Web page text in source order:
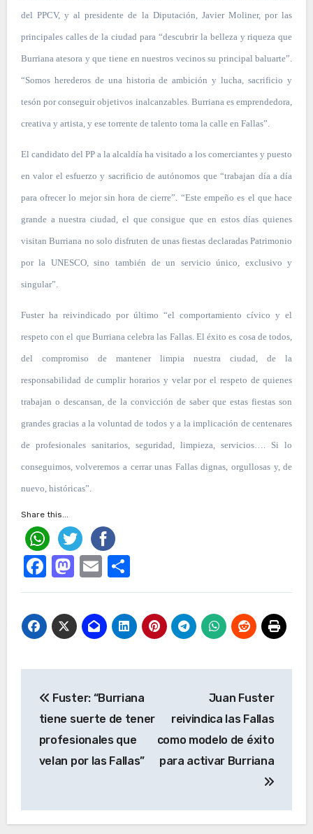
del PPCV, y al presidente de la Diputación, Javier Moliner, por las
principales calles de la ciudad para “descubrir la belleza y riqueza que
Burriana atesora y que tiene en nuestros vecinos su principal baluarte”.
“Somos herederos de una historia de ambición y lucha, sacrificio y
tesón por conseguir objetivos inalcanzables. Burriana es emprendedora,
creativa y artista, y ese torrente de talento toma la calle en Fallas”.
El candidato del PP a la alcaldía ha visitado a los comerciantes y puesto
en valor el esfuerzo y sacrificio de autónomos que “trabajan día a día
para ofrecer lo mejor sin hora de cierre”. “Este empeño es el que hace
grande a nuestra ciudad, el que consigue que en estos días quienes
visitan Burriana no solo disfruten de unas fiestas declaradas Patrimonio
por la UNESCO, sino también de un servicio único, exclusivo y
singular”.
Fuster ha reivindicado por último “el comportamiento cívico y el
respeto con el que Burriana celebra las Fallas. El éxito es cosa de todos,
del compromiso de mantener limpia nuestra ciudad, de la
responsabilidad de cumplir horarios y velar por el respeto de quienes
trabajan o descansan, de la convicción de saber que estas fiestas son
grandes gracias a la voluntad de todos y a la implicación de centenares
de profesionales sanitarios, seguridad, limpieza, servicios…. Si lo
conseguimos, volveremos a cerrar unas Fallas dignas, orgullosas y, de
nuevo, históricas”.
Share this...
Facebook
Mastodon
Email
de
entradas
Fuster: “Burriana
tiene suerte de tener
profesionales que
velan por las Fallas”
Juan Fuster
reivindica las Fallas
como modelo de éxito
para activar Burriana